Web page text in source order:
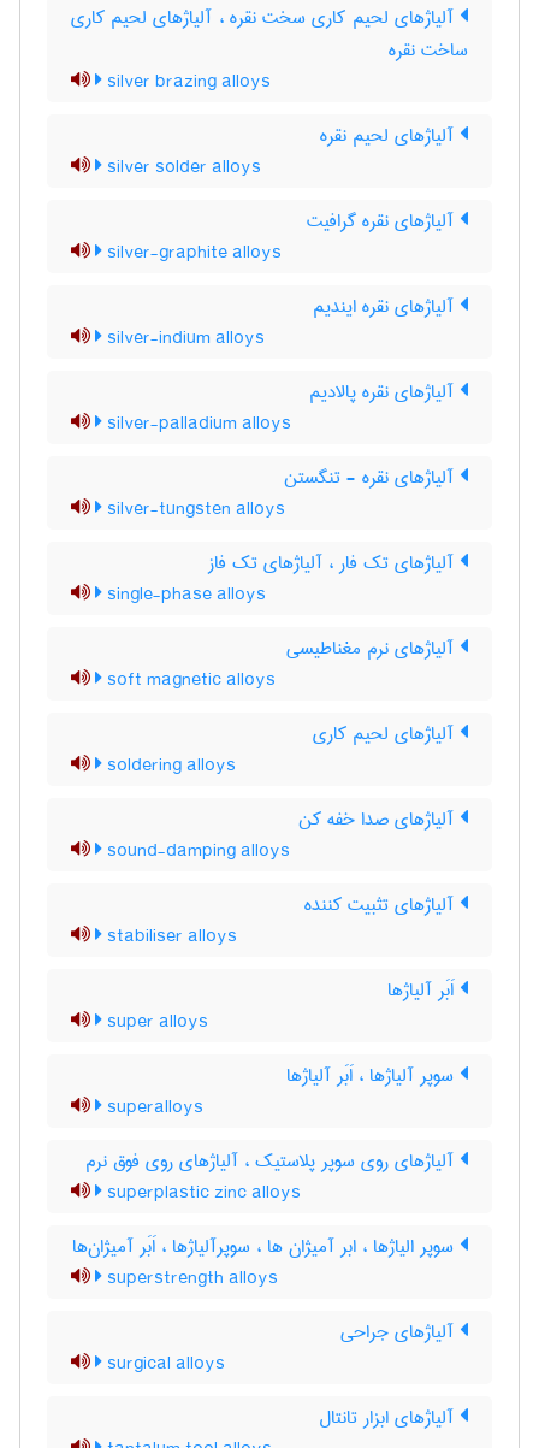
آلیاژهای لحیم کاری سخت نقره ، آلیاژهای لحیم کاری
ساخت نقره
silver brazing alloys
آلیاژهای لحیم نقره
silver solder alloys
آلیاژهای نقره گرافیت
silver-graphite alloys
آلیاژهای نقره ایندیم
silver-indium alloys
آلیاژهای نقره پالادیم
silver-palladium alloys
آلیاژهای نقره - تنگستن
silver-tungsten alloys
آلیاژهای تک فار ، آلیاژهای تک فاز
single-phase alloys
آلیاژهای نرم مغناطیسی
soft magnetic alloys
آلیاژهای لحیم کاری
soldering alloys
آلیاژهای صدا خفه کن
sound-damping alloys
آلیاژهای تثبیت کننده
stabiliser alloys
اَبَر آلیاژها
super alloys
سوپر آلیاژها ، اَبَر آلیاژها
superalloys
آلیاژهای روی سوپر پلاستیک ، آلیاژهای روی فوق نرم
superplastic zinc alloys
سوپر الیاژها ، ابر آمیژان ها ، سوپرآلیاژها ، اَبَر آمیژان‌ها
superstrength alloys
آلیاژهای جراحی
surgical alloys
آلیاژهای ابزار تانتال